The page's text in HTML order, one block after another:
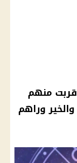
قربت منهم
وراهم